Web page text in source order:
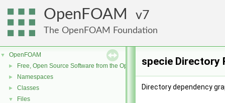
OpenFOAM 7
The OpenFOAM Foundation
▼ OpenFOAM
► Free, Open Source Software from the OpenFOAM Foundation
► Namespaces
► Classes
▼ Files
specie Directory
Directory dependency